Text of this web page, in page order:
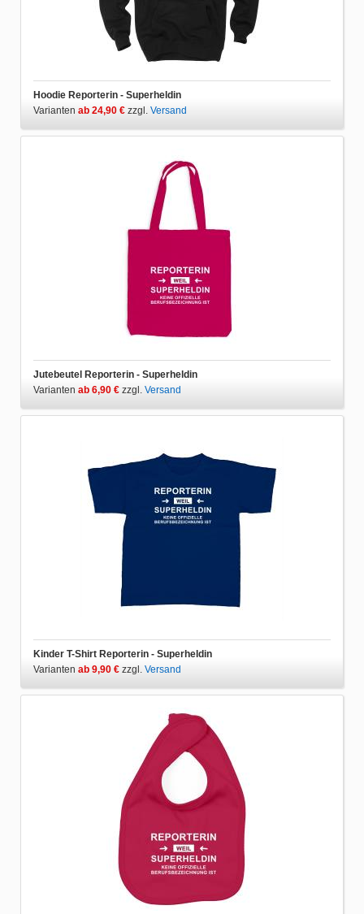
Hoodie Reporterin - Superheldin
Varianten ab 24,90 € zzgl. Versand
Jutebeutel Reporterin - Superheldin
Varianten ab 6,90 € zzgl. Versand
Kinder T-Shirt Reporterin - Superheldin
Varianten ab 9,90 € zzgl. Versand